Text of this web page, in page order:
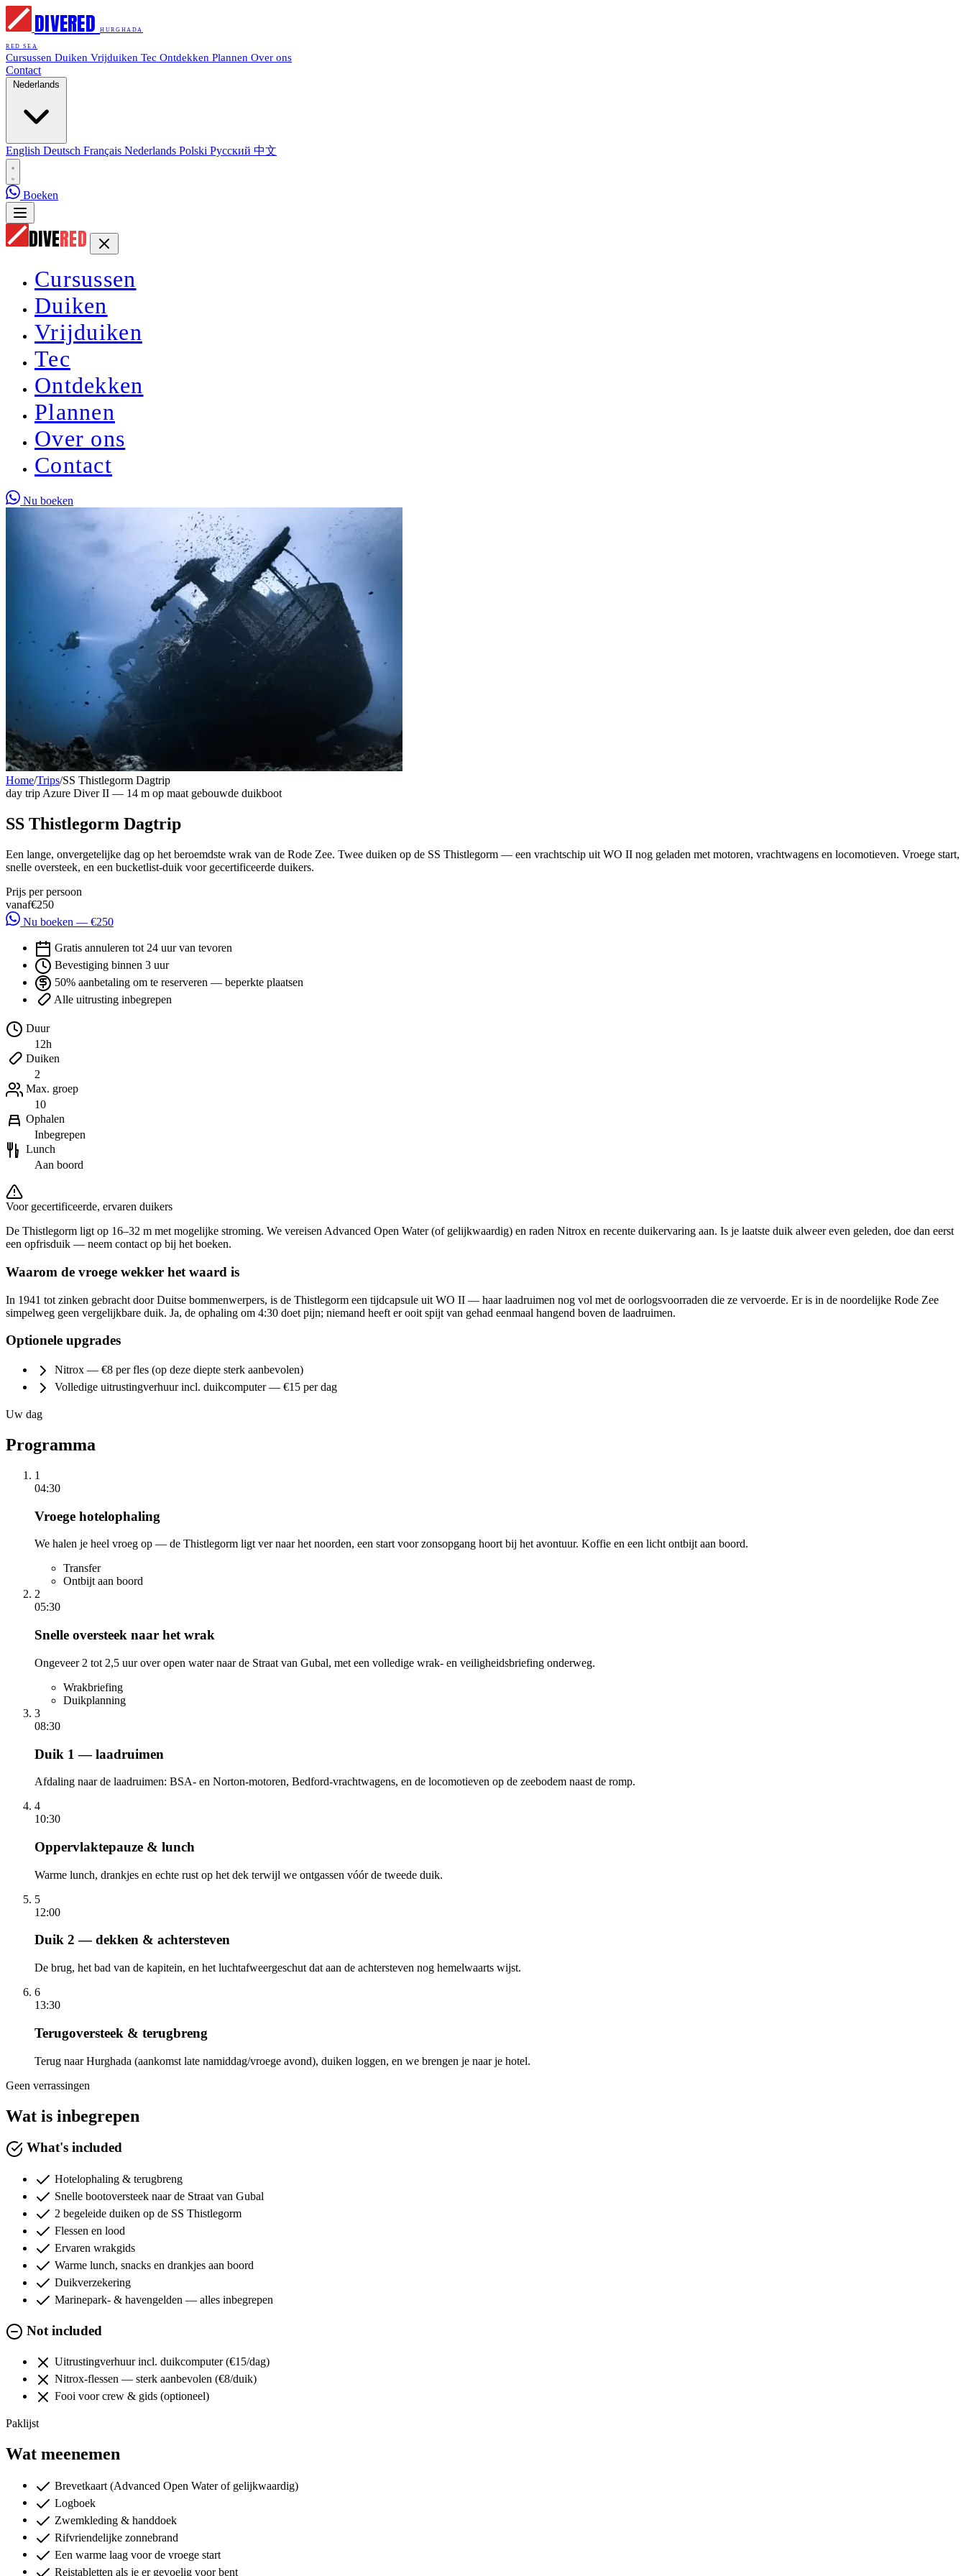
DIVERED HURGHADA
RED SEA
Cursussen Duiken Vrijduiken Tec Ontdekken Plannen Over ons
Contact
Nederlands
English Deutsch Français Nederlands Polski Русский 中文
Boeken
DIVERED
Cursussen
Duiken
Vrijduiken
Tec
Ontdekken
Plannen
Over ons
Contact
Nu boeken
Home/Trips/SS Thistlegorm Dagtrip
day tripAzure Diver II — 14 m op maat gebouwde duikboot
SS Thistlegorm Dagtrip
Een lange, onvergetelijke dag op het beroemdste wrak van de Rode Zee. Twee duiken op de SS Thistlegorm — een vrachtschip uit WO II nog geladen met motoren, vrachtwagens en locomotieven. Vroege start,
snelle oversteek, en een bucketlist-duik voor gecertificeerde duikers.
Prijs per persoon
vanaf€250
Nu boeken — €250
Gratis annuleren tot 24 uur van tevoren
Bevestiging binnen 3 uur
50% aanbetaling om te reserveren — beperkte plaatsen
Alle uitrusting inbegrepen
Duur
12h
Duiken
2
Max. groep
10
Ophalen
Inbegrepen
Lunch
Aan boord
Voor gecertificeerde, ervaren duikers
De Thistlegorm ligt op 16–32 m met mogelijke stroming. We vereisen Advanced Open Water (of gelijkwaardig) en raden Nitrox en recente duikervaring aan. Is je laatste duik alweer even geleden, doe dan eerst
een opfrisduik — neem contact op bij het boeken.
Waarom de vroege wekker het waard is
In 1941 tot zinken gebracht door Duitse bommenwerpers, is de Thistlegorm een tijdcapsule uit WO II — haar laadruimen nog vol met de oorlogsvoorraden die ze vervoerde. Er is in de noordelijke Rode Zee
simpelweg geen vergelijkbare duik. Ja, de ophaling om 4:30 doet pijn; niemand heeft er ooit spijt van gehad eenmaal hangend boven de laadruimen.
Optionele upgrades
Nitrox — €8 per fles (op deze diepte sterk aanbevolen)
Volledige uitrustingverhuur incl. duikcomputer — €15 per dag
Uw dag
Programma
1
04:30
Vroege hotelophaling
We halen je heel vroeg op — de Thistlegorm ligt ver naar het noorden, een start voor zonsopgang hoort bij het avontuur. Koffie en een licht ontbijt aan boord.
Transfer
Ontbijt aan boord
2
05:30
Snelle oversteek naar het wrak
Ongeveer 2 tot 2,5 uur over open water naar de Straat van Gubal, met een volledige wrak- en veiligheidsbriefing onderweg.
Wrakbriefing
Duikplanning
3
08:30
Duik 1 — laadruimen
Afdaling naar de laadruimen: BSA- en Norton-motoren, Bedford-vrachtwagens, en de locomotieven op de zeebodem naast de romp.
4
10:30
Oppervlaktepauze & lunch
Warme lunch, drankjes en echte rust op het dek terwijl we ontgassen vóór de tweede duik.
5
12:00
Duik 2 — dekken & achtersteven
De brug, het bad van de kapitein, en het luchtafweergeschut dat aan de achtersteven nog hemelwaarts wijst.
6
13:30
Terugoversteek & terugbreng
Terug naar Hurghada (aankomst late namiddag/vroege avond), duiken loggen, en we brengen je naar je hotel.
Geen verrassingen
Wat is inbegrepen
What's included
Hotelophaling & terugbreng
Snelle bootoversteek naar de Straat van Gubal
2 begeleide duiken op de SS Thistlegorm
Flessen en lood
Ervaren wrakgids
Warme lunch, snacks en drankjes aan boord
Duikverzekering
Marinepark- & havengelden — alles inbegrepen
Not included
Uitrustingverhuur incl. duikcomputer (€15/dag)
Nitrox-flessen — sterk aanbevolen (€8/duik)
Fooi voor crew & gids (optioneel)
Paklijst
Wat meenemen
Brevetkaart (Advanced Open Water of gelijkwaardig)
Logboek
Zwemkleding & handdoek
Rifvriendelijke zonnebrand
Een warme laag voor de vroege start
Reistabletten als je er gevoelig voor bent